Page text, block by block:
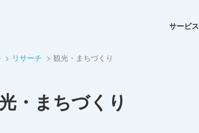
サービス
リサーチ 観光・まちづくり
・まちづくり